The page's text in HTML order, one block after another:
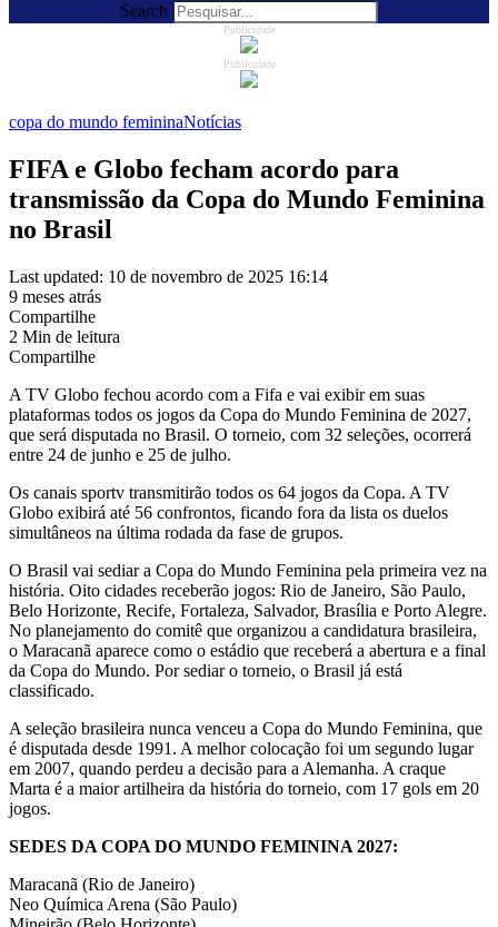
Search
Publicidade
Publicidade
copa do mundo femininaNotícias
FIFA e Globo fecham acordo para
transmissão da Copa do Mundo Feminina
no Brasil
Last updated: 10 de novembro de 2025 16:14
9 meses atrás
Compartilhe
2 Min de leitura
Compartilhe
A TV Globo fechou acordo com a Fifa e vai exibir em suas
plataformas todos os jogos da Copa do Mundo Feminina de 2027,
que será disputada no Brasil. O torneio, com 32 seleções, ocorrerá
entre 24 de junho e 25 de julho.
Os canais sportv transmitirão todos os 64 jogos da Copa. A TV
Globo exibirá até 56 confrontos, ficando fora da lista os duelos
simultâneos na última rodada da fase de grupos.
O Brasil vai sediar a Copa do Mundo Feminina pela primeira vez na
história. Oito cidades receberão jogos: Rio de Janeiro, São Paulo,
Belo Horizonte, Recife, Fortaleza, Salvador, Brasília e Porto Alegre.
No planejamento do comitê que organizou a candidatura brasileira,
o Maracanã aparece como o estádio que receberá a abertura e a final
da Copa do Mundo. Por sediar o torneio, o Brasil já está
classificado.
A seleção brasileira nunca venceu a Copa do Mundo Feminina, que
é disputada desde 1991. A melhor colocação foi um segundo lugar
em 2007, quando perdeu a decisão para a Alemanha. A craque
Marta é a maior artilheira da história do torneio, com 17 gols em 20
jogos.
SEDES DA COPA DO MUNDO FEMININA 2027:
Maracanã (Rio de Janeiro)
Neo Química Arena (São Paulo)